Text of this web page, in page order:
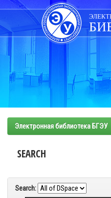
Skip
navigation
Электронная библиотека БГЭУ
SEARCH
Search: